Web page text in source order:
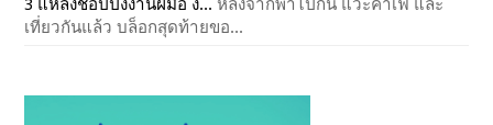
3 แหล่งช้อปปิ้งงานฝีมือ ง... หลังจากพาไปกิน แวะคาเฟ่ และ
เที่ยวกันแล้ว บล็อกสุดท้ายขอ...